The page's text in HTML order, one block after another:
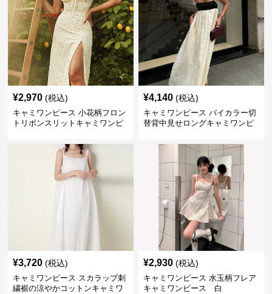
¥2,970 (税込)
キャミワンピース 小花柄フロン
トリボンスリットキャミワンピ
¥4,140 (税込)
キャミワンピース バイカラー切
替背中見せロングキャミワンピ
¥3,720 (税込)
キャミワンピース スカラップ刺
繍裾の涼やかコットンキャミワ
¥2,930 (税込)
キャミワンピース 水玉柄フレア
キャミワンピース 白